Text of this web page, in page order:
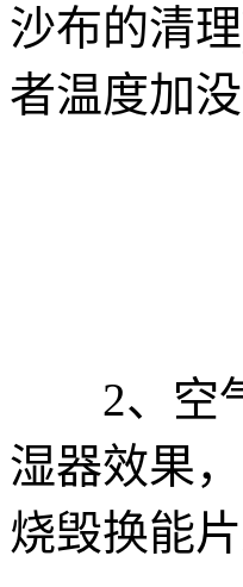
沙布的清
者温度加
2、空气
湿器效果
烧毁换能